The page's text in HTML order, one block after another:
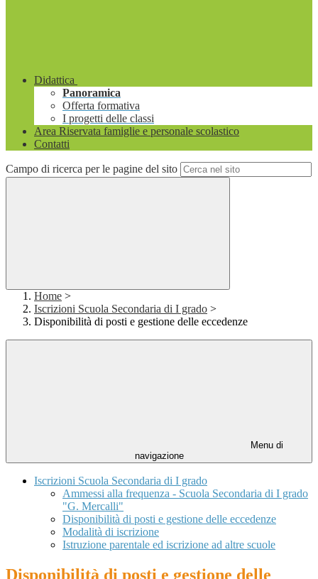
Didattica
Panoramica
Offerta formativa
I progetti delle classi
Area Riservata famiglie e personale scolastico
Contatti
Campo di ricerca per le pagine del sito
Home >
Iscrizioni Scuola Secondaria di I grado >
Disponibilità di posti e gestione delle eccedenze
Menu di
navigazione
Iscrizioni Scuola Secondaria di I grado
Ammessi alla frequenza - Scuola Secondaria di I grado
"G. Mercalli"
Disponibilità di posti e gestione delle eccedenze
Modalità di iscrizione
Istruzione parentale ed iscrizione ad altre scuole
Disponibilità di posti e gestione delle